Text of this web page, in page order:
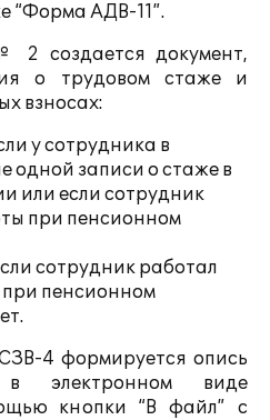
“Форма АДВ-11”.
создается документ,
о трудовом стаже и
взносах:
у сотрудника в
одной записи о стаже в
или если сотрудник
при пенсионном
сотрудник работал
при пенсионном
4 формируется опись
электронном виде
кнопки “В файл” с